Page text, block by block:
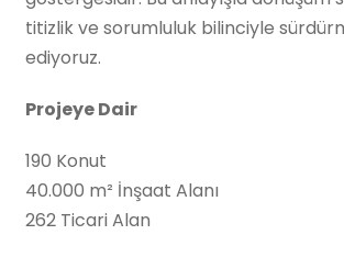
titizlik ve sorumluluk bilinciyle
ediyoruz.
Projeye Dair
190 Konut
40.000 m² İnşaat Alanı
262 Ticari Alan